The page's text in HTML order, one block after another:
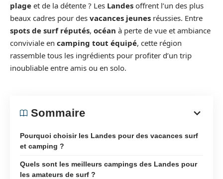
plage et de la détente ? Les Landes offrent l’un des plus
beaux cadres pour des vacances jeunes réussies. Entre
spots de surf réputés, océan à perte de vue et ambiance
conviviale en camping tout équipé, cette région
rassemble tous les ingrédients pour profiter d’un trip
inoubliable entre amis ou en solo.
Sommaire
Pourquoi choisir les Landes pour des vacances surf
et camping ?
Quels sont les meilleurs campings des Landes pour
les amateurs de surf ?